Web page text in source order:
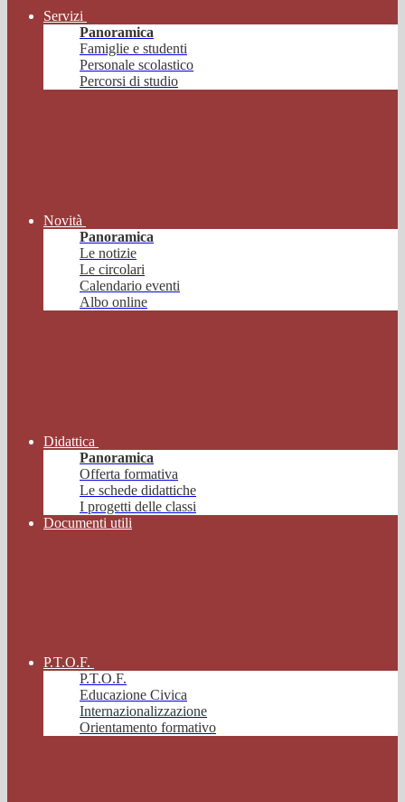
Servizi
Panoramica
Famiglie e studenti
Personale scolastico
Percorsi di studio
Novità
Panoramica
Le notizie
Le circolari
Calendario eventi
Albo online
Didattica
Panoramica
Offerta formativa
Le schede didattiche
I progetti delle classi
Documenti utili
P.T.O.F.
P.T.O.F.
Educazione Civica
Internazionalizzazione
Orientamento formativo